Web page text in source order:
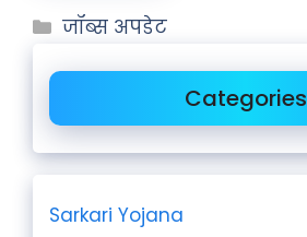
जॉब्स अपडेट
Categories
Sarkari Yojana